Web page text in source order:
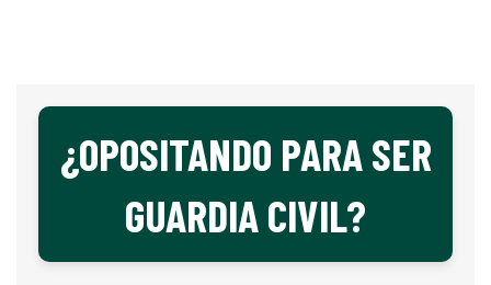
¿OPOSITANDO PARA SER
GUARDIA CIVIL?